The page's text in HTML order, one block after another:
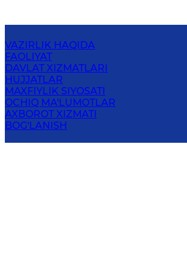
VAZIRLIK HAQIDA
FAOLIYAT
DAVLAT XIZMATLARI
HUJJATLAR
MAXFIYLIK SIYOSATI
OCHIQ MA'LUMOTLAR
AXBOROT XIZMATI
BOG'LANISH